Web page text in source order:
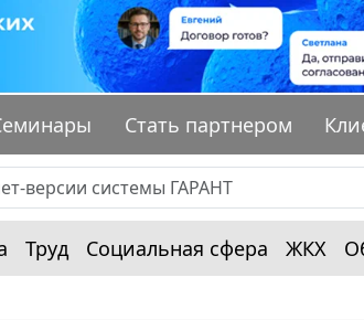
Стать партнером
Труд Социальная сфера ЖКХ